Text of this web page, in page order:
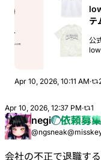
テ
公
Apr 10, 2026, 10:11 AM·
Apr 10, 2026, 12:37 PM· 1
negi
会社の不正で退職す